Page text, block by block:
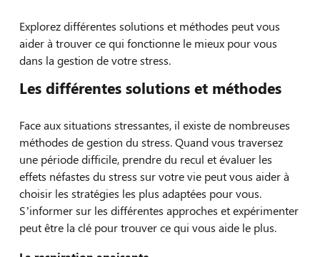
Explorez différentes solutions et méthodes peut vous
aider à trouver ce qui fonctionne le mieux pour vous
dans la gestion de votre stress.
Les différentes solutions et méthodes
Face aux situations stressantes, il existe de nombreuses
méthodes de gestion du stress. Quand vous traversez
une période difficile, prendre du recul et évaluer les
effets néfastes du stress sur votre vie peut vous aider à
choisir les stratégies les plus adaptées pour vous.
S’informer sur les différentes approches et expérimenter
peut être la clé pour trouver ce qui vous aide le plus.